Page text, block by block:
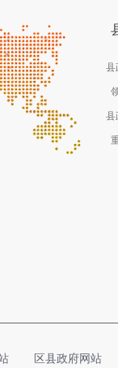
县
县
区县政府网站